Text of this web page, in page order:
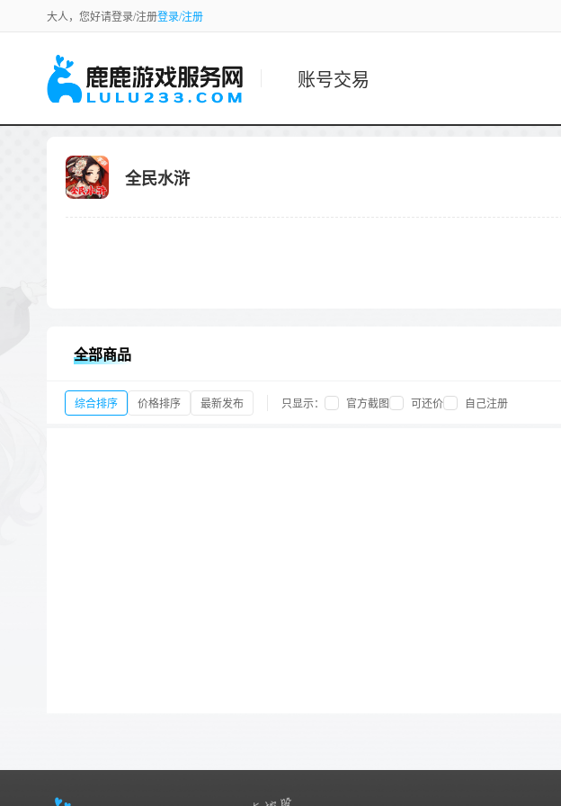
大人，您好请登录/注册登录/注册
账号交易
全民水浒
全部商品
综合排序 价格排序 最新发布 只显示： 官方截图 可还价 自己注册